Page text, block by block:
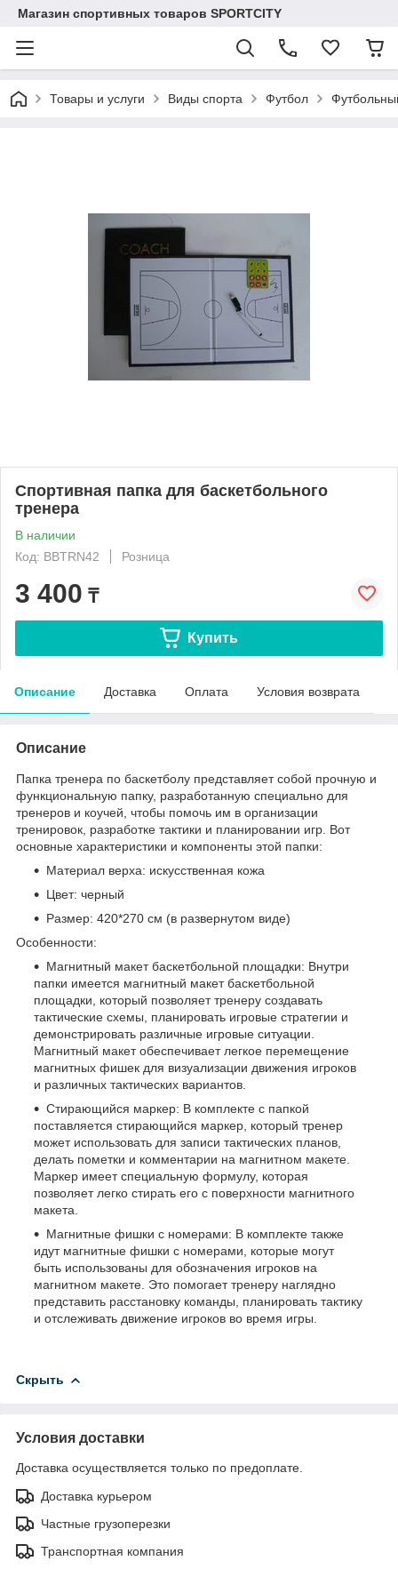
Магазин спортивных товаров SPORTCITY
Товары и услуги Виды спорта Футбол
Спортивная папка для баскетбольного
тренера
В наличии
Код: BBTRN42
Розница
3 400 ₸
Купить
Описание Доставка Оплата Условия возврата
Описание
Папка тренера по баскетболу представляет собой прочную и
функциональную папку, разработанную специально для
тренеров и коучей, чтобы помочь им в организации
тренировок, разработке тактики и планировании игр. Вот
основные характеристики и компоненты этой папки:
Материал верха: искусственная кожа
Цвет: черный
Размер: 420*270 см (в развернутом виде)
Особенности:
Магнитный макет баскетбольной площадки: Внутри
папки имеется магнитный макет баскетбольной
площадки, который позволяет тренеру создавать
тактические схемы, планировать игровые стратегии и
демонстрировать различные игровые ситуации.
Магнитный макет обеспечивает легкое перемещение
магнитных фишек для визуализации движения игроков
и различных тактических вариантов.
Стирающийся маркер: В комплекте с папкой
поставляется стирающийся маркер, который тренер
может использовать для записи тактических планов,
делать пометки и комментарии на магнитном макете.
Маркер имеет специальную формулу, которая
позволяет легко стирать его с поверхности магнитного
макета.
Магнитные фишки с номерами: В комплекте также
идут магнитные фишки с номерами, которые могут
быть использованы для обозначения игроков на
магнитном макете. Это помогает тренеру наглядно
представить расстановку команды, планировать тактику
и отслеживать движение игроков во время игры.
Скрыть
Условия доставки
Доставка осуществляется только по предоплате.
Доставка курьером
Частные грузоперезки
Транспортная компания